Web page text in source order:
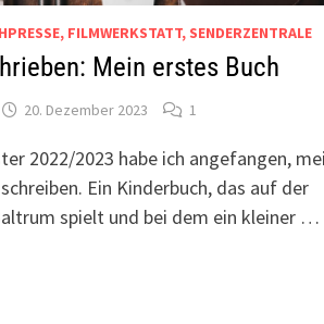
FILMWERKSTATT, SENDERZENTRALE
Mein erstes Buch
20. Dezember 2023 1
2022/2023 habe ich angefangen,
Ein Kinderbuch, das auf der
spielt und bei dem ein kleiner …